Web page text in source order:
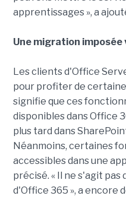
apprentissages », a
Une migration imposée
Les clients d'Office
pour profiter de
signifie que ces
disponibles dans Office
plus tard dans
Néanmoins, certaines
accessibles dans une
précisé. « Il ne s'agit
d'Office 365 », a encore